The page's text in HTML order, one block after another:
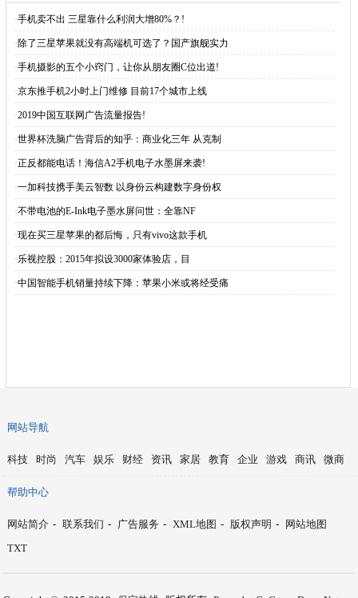
·手机卖不出 三星靠什么利润大增80%？!
·除了三星苹果就没有高端机可选了？国产旗舰实力
·手机摄影的五个小窍门，让你从朋友圈C位出道!
·京东推手机2小时上门维修 目前17个城市上线
·2019中国互联网广告流量报告!
·世界杯洗脑广告背后的知乎：商业化三年 从克制
·正反都能电话！海信A2手机电子水墨屏来袭!
·一加科技携手美云智数 以身份云构建数字身份权
·不带电池的E-Ink电子墨水屏问世：全靠NF
·现在买三星苹果的都后悔，只有vivo这款手机
·乐视控股：2015年拟设3000家体验店，目
·中国智能手机销量持续下降：苹果小米或将经受痛
网站导航
科技 时尚 汽车 娱乐 财经 资讯 家居 教育 企业 游戏 商讯 微商
帮助中心
网站简介 - 联系我们 - 广告服务 - XML地图 - 版权声明 -
网站地图
TXT